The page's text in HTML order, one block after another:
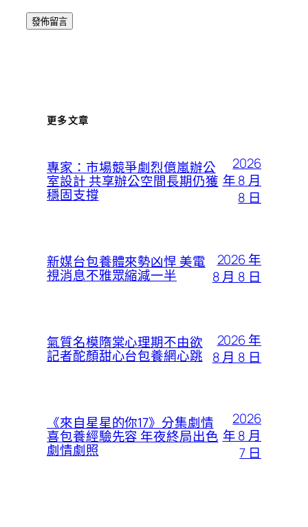
更多文章
專家：市場競爭劇烈億嵐辦公
室設計 共享辦公空間長期仍獲
穩固支撐
2026
年 8 月
8 日
新媒台包養體來勢凶悍 美電
視消息不雅眾縮減一半
2026 年
8 月 8 日
氣質名模隋棠心理期不由欲
記者酡顏甜心台包養網心跳
2026 年
8 月 8 日
《來自星星的你17》分集劇情
喜包養經驗先容 年夜終局出色
劇情劇照
2026
年 8 月
7 日